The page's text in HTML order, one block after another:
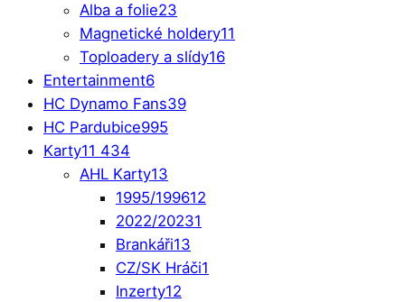
Alba a folie23
Magnetické holdery11
Toploadery a slídy16
Entertainment6
HC Dynamo Fans39
HC Pardubice995
Karty11 434
AHL Karty13
1995/199612
2022/20231
Brankáři13
CZ/SK Hráči1
Inzerty12